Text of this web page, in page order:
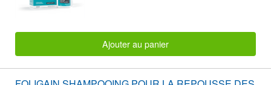
Ajouter au panier